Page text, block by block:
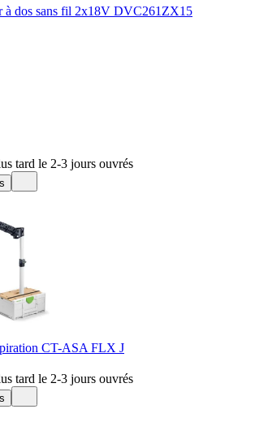
à dos sans fil 2x18V DVC261ZX15
tard le 2-3 jours ouvrés
CT-ASA FLX J
tard le 2-3 jours ouvrés